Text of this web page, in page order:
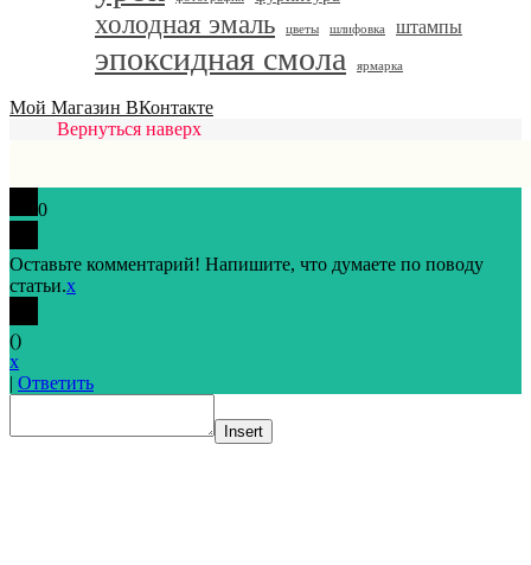
холодная эмаль цветы шлифовка штампы
эпоксидная смола ярмарка
Мой Магазин ВКонтакте
Вернуться наверх
0
Оставьте комментарий! Напишите, что думаете по поводу
статьи.x
()
x
| Ответить
Insert